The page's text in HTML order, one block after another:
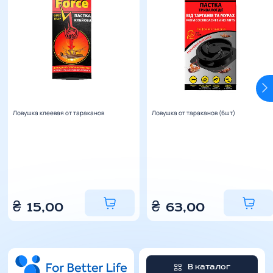
Ловушка клеевая от тараканов
15,00
₴
Ловушка от тараканов (6шт)
63,00
₴
В каталог